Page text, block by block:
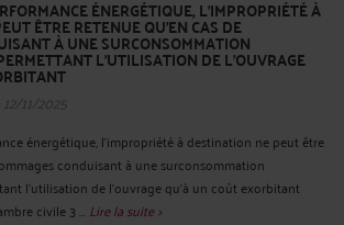
ÉNERGÉTIQUE, L'IMPROPRIÉTÉ À
ÊTRE RETENUE QU'EN CAS DE
À UNE SURCONSOMMATION
L'UTILISATION DE L'OUVRAGE
11/2025
énergétique, l'impropriété à destination ne peut être
conduisant à une surconsommation
l'utilisation de l'ouvrage qu'à un coût exorbitant
civile 3 ... Lire la suite >